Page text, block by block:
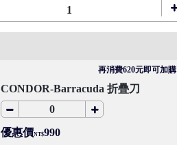
再消費620元即可加購
CONDOR-Barracuda 折疊刀
優惠價NT$990